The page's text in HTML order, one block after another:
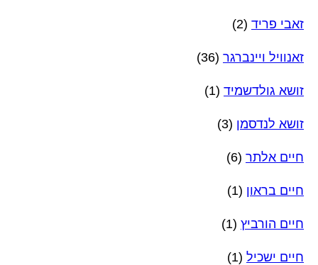
זאבי פריד (2)
זאנוויל ויינברגר (36)
זושא גולדשמיד (1)
זושא לנדסמן (3)
חיים אלתר (6)
חיים בראון (1)
חיים הורביץ (1)
חיים ישכיל (1)